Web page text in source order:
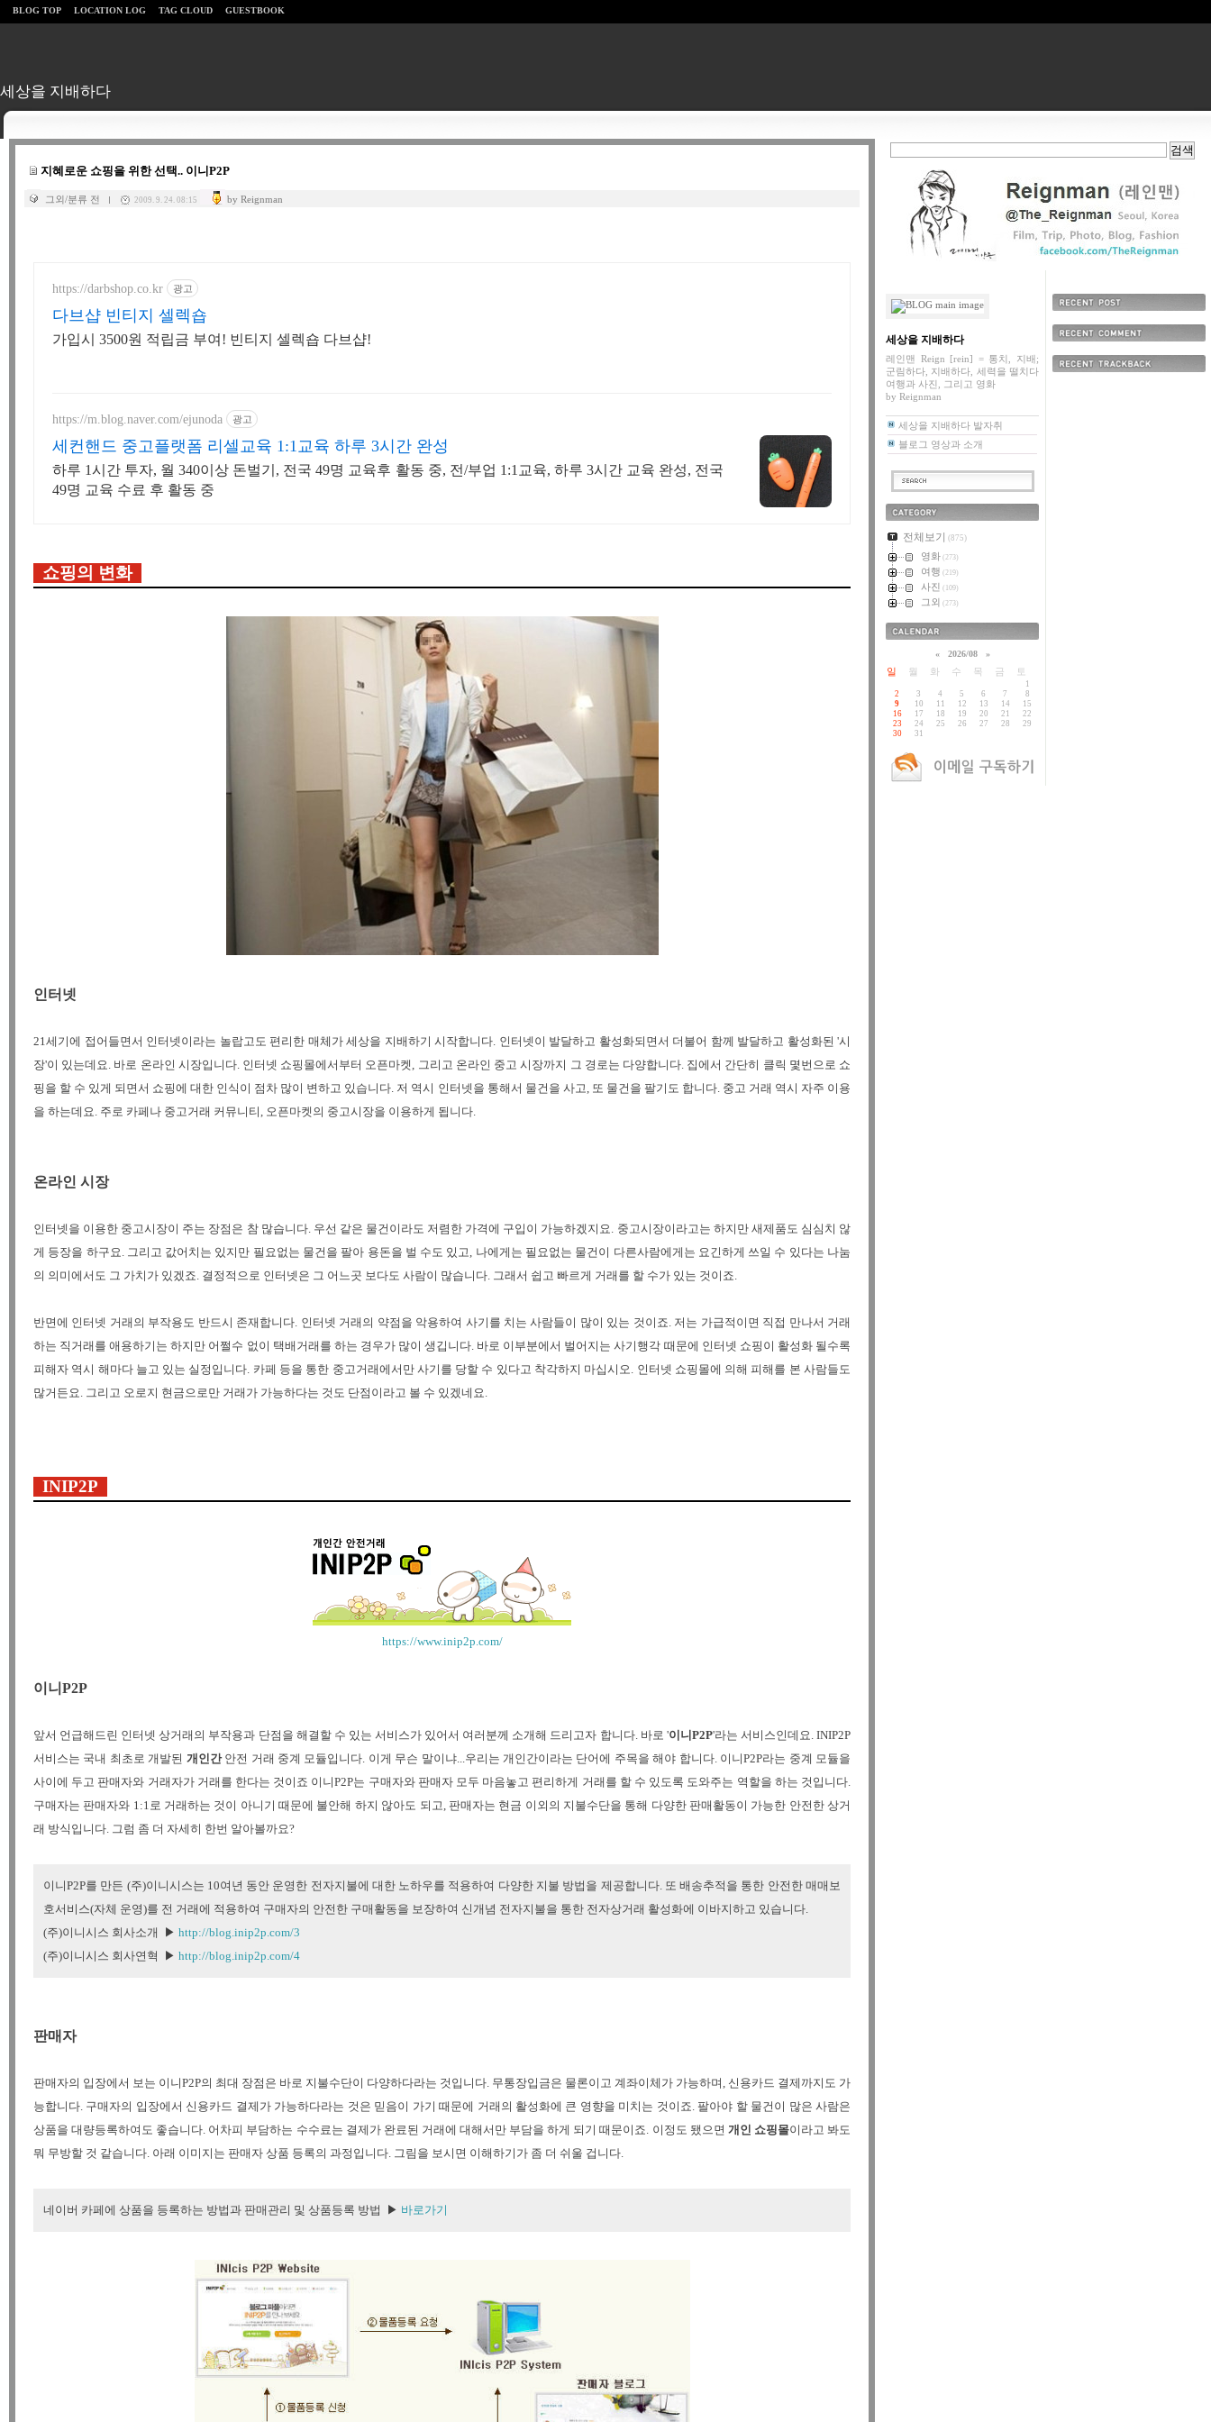
세상을 지배하다
BLOG TOP LOCATION LOG TAG CLOUD GUESTBOOK
지혜로운 쇼핑을 위한 선택.. 이니P2P
그외/분류 전 2009. 9. 24. 08:15 by Reignman
https://darbshop.co.kr 광고
다브샵 빈티지 셀렉숍
가입시 3500원 적립금 부여! 빈티지 셀렉숍 다브샵!
https://m.blog.naver.com/ejunoda 광고
세컨핸드 중고플랫폼 리셀교육 1:1교육 하루 3시간 완성
하루 1시간 투자, 월 340이상 돈벌기, 전국 49명 교육후 활동 중, 전/부업 1:1교육, 하루 3시간 교육 완성, 전국
49명 교육 수료 후 활동 중
쇼핑의 변화
인터넷
21세기에 접어들면서 인터넷이라는 놀랍고도 편리한 매체가 세상을 지배하기 시작합니다. 인터넷이 발달하고 활성화되면서 더불어 함께 발달하고 활성화된 '시
장'이 있는데요. 바로 온라인 시장입니다. 인터넷 쇼핑몰에서부터 오픈마켓, 그리고 온라인 중고 시장까지 그 경로는 다양합니다. 집에서 간단히 클릭 몇번으로 쇼
핑을 할 수 있게 되면서 쇼핑에 대한 인식이 점차 많이 변하고 있습니다. 저 역시 인터넷을 통해서 물건을 사고, 또 물건을 팔기도 합니다. 중고 거래 역시 자주 이용
을 하는데요. 주로 카페나 중고거래 커뮤니티, 오픈마켓의 중고시장을 이용하게 됩니다.
온라인 시장
인터넷을 이용한 중고시장이 주는 장점은 참 많습니다. 우선 같은 물건이라도 저렴한 가격에 구입이 가능하겠지요. 중고시장이라고는 하지만 새제품도 심심치 않
게 등장을 하구요. 그리고 값어치는 있지만 필요없는 물건을 팔아 용돈을 벌 수도 있고, 나에게는 필요없는 물건이 다른사람에게는 요긴하게 쓰일 수 있다는 나눔
의 의미에서도 그 가치가 있겠죠. 결정적으로 인터넷은 그 어느곳 보다도 사람이 많습니다. 그래서 쉽고 빠르게 거래를 할 수가 있는 것이죠.
반면에 인터넷 거래의 부작용도 반드시 존재합니다. 인터넷 거래의 약점을 악용하여 사기를 치는 사람들이 많이 있는 것이죠. 저는 가급적이면 직접 만나서 거래
하는 직거래를 애용하기는 하지만 어쩔수 없이 택배거래를 하는 경우가 많이 생깁니다. 바로 이부분에서 벌어지는 사기행각 때문에 인터넷 쇼핑이 활성화 될수록
피해자 역시 해마다 늘고 있는 실정입니다. 카페 등을 통한 중고거래에서만 사기를 당할 수 있다고 착각하지 마십시오. 인터넷 쇼핑몰에 의해 피해를 본 사람들도
많거든요. 그리고 오로지 현금으로만 거래가 가능하다는 것도 단점이라고 볼 수 있겠네요.
INIP2P
https://www.inip2p.com/
이니P2P
앞서 언급해드린 인터넷 상거래의 부작용과 단점을 해결할 수 있는 서비스가 있어서 여러분께 소개해 드리고자 합니다. 바로 '이니P2P'라는 서비스인데요.INIP2P
서비스는 국내 최초로 개발된 개인간안전 거래 중계 모듈입니다. 이게 무슨 말이냐...우리는 개인간이라는 단어에 주목을 해야 합니다. 이니P2P라는 중계 모듈을
사이에 두고 판매자와 거래자가 거래를 한다는 것이죠 이니P2P는 구매자와 판매자 모두 마음놓고 편리하게 거래를 할 수 있도록 도와주는 역할을 하는 것입니다.
구매자는 판매자와 1:1로 거래하는 것이 아니기 때문에 불안해 하지 않아도 되고, 판매자는 현금 이외의 지불수단을 통해 다양한 판매활동이 가능한 안전한 상거
래 방식입니다. 그럼 좀 더 자세히 한번 알아볼까요?
이니P2P를 만든 (주)이니시스는 10여년 동안 운영한 전자지불에 대한 노하우를 적용하여 다양한 지불 방법을 제공합니다. 또 배송추적을 통한 안전한 매매보
호서비스(자체 운영)를 전 거래에 적용하여 구매자의 안전한 구매활동을 보장하여 신개념 전자지불을 통한 전자상거래 활성화에 이바지하고 있습니다.
(주)이니시스 회사소개 ▶ http://blog.inip2p.com/3
(주)이니시스 회사연혁 ▶ http://blog.inip2p.com/4
판매자
판매자의 입장에서 보는 이니P2P의 최대 장점은 바로 지불수단이 다양하다라는 것입니다. 무통장입금은 물론이고 계좌이체가 가능하며, 신용카드 결제까지도 가
능합니다. 구매자의 입장에서 신용카드 결제가 가능하다라는 것은 믿음이 가기 때문에 거래의 활성화에 큰 영향을 미치는 것이죠. 팔아야 할 물건이 많은 사람은
상품을 대량등록하여도 좋습니다. 어차피 부담하는 수수료는 결제가 완료된 거래에 대해서만 부담을 하게 되기 때문이죠. 이정도 됐으면 개인 쇼핑몰이라고 봐도
뭐 무방할 것 같습니다. 아래 이미지는 판매자 상품 등록의 과정입니다. 그림을 보시면 이해하기가 좀 더 쉬울 겁니다.
네이버 카페에 상품을 등록하는 방법과 판매관리 및 상품등록 방법 ▶ 바로가기
세상을 지배하다
레인맨 Reign [rein] = 통치, 지배;
군림하다, 지배하다, 세력을 떨치다
여행과 사진, 그리고 영화
by Reignman
세상을 지배하다 발자취
블로그 영상과 소개
카테고리
전체보기 (875)
영화 (273)
여행 (219)
사진 (109)
그외 (273)
« 2026/08 »
일 월 화 수 목 금 토
1
2
3 4 5 6 7
8
9
10 11 12 13 14
15
16
17 18 19 20 21
22
23
24 25 26 27 28
29
30
31